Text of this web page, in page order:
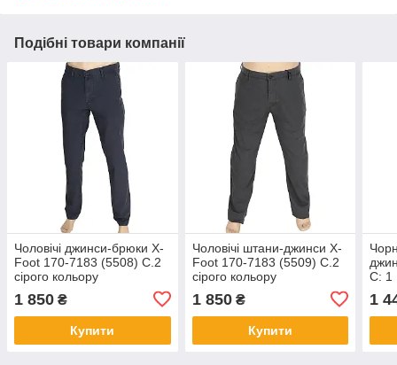
Подібні товари компанії
Чоловічі джинси-брюки X-
Foot 170-7183 (5508) C.2
сірого кольору
1 850 ₴
Купити
Чоловічі штани-джинси X-
Foot 170-7183 (5509) C.2
сірого кольору
1 850₴
Купити
C: 1
1